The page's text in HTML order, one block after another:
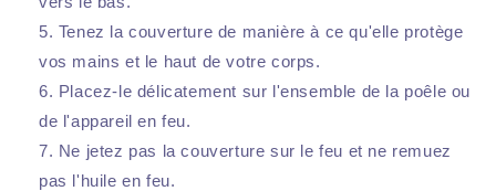
Tenez la couverture de manière à ce qu'elle protège
vos mains et le haut de votre corps.
Placez-le délicatement sur l'ensemble de la poêle ou
de l'appareil en feu.
Ne jetez pas la couverture sur le feu et ne remuez
pas l'huile en feu.